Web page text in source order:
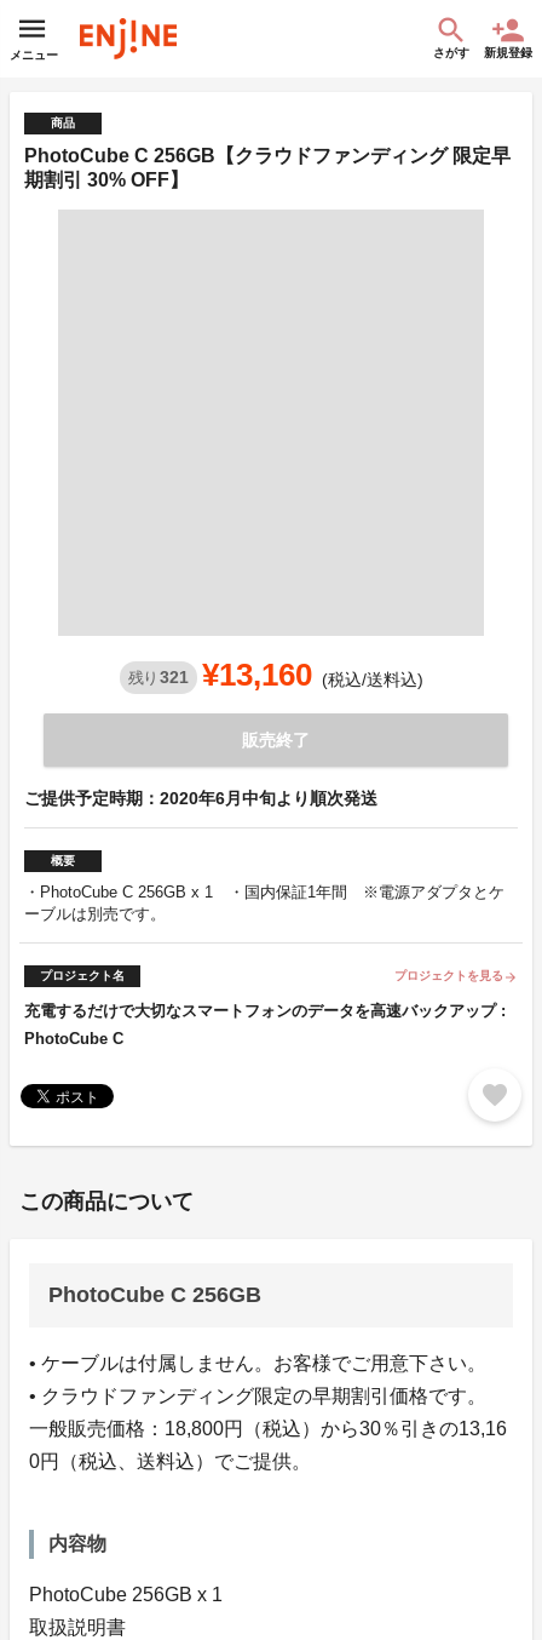
メニュー さがす 新規登録
商品
PhotoCube C 256GB【クラウドファンディング 限定早
期割引 30% OFF】
残り 321 ¥13,160 (税込/送料込)
販売終了
ご提供予定時期：2020年6月中旬より順次発送
概要
・PhotoCube C 256GB x 1 ・国内保証1年間 ※電源アダプタとケ
ーブルは別売です。
プロジェクト名 プロジェクトを見る arrow_forward
充電するだけで大切なスマートフォンのデータを高速バックアップ :
PhotoCube C
favorite
この商品について
PhotoCube C 256GB
• ケーブルは付属しません。お客様でご用意下さい。
• クラウドファンディング限定の早期割引価格です。
一般販売価格：18,800円（税込）から30％引きの13,16
0円（税込、送料込）でご提供。
内容物
PhotoCube 256GB x 1
取扱説明書